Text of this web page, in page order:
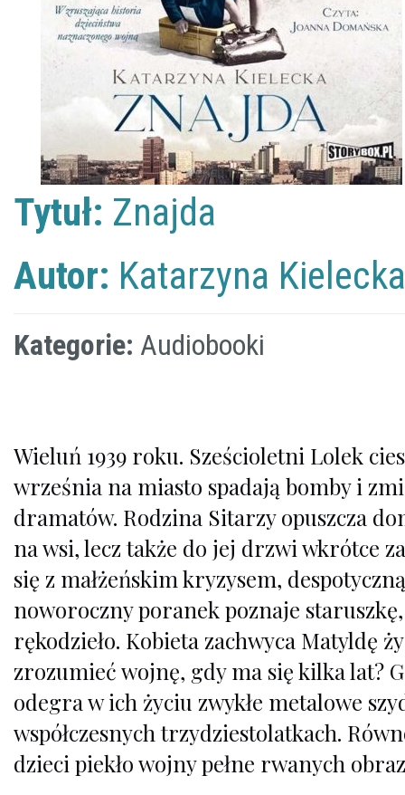
Tytuł: Znajda
Autor: Katarzyna Kielecka
Kategorie: Audiobooki
Wieluń 1939 roku. Sześcioletni Lolek
września na miasto spadają bomby i
dramatów. Rodzina Sitarzy opuszcza
na wsi, lecz także do jej drzwi wkrótce
się z małżeńskim kryzysem,
noworoczny poranek poznaje
rękodzieło. Kobieta zachwyca Matyldę
zrozumieć wojnę, gdy ma się kilka lat?
odegra w ich życiu zwykłe metalowe
współczesnych trzydziestolatkach.
dzieci piekło wojny pełne rwanych